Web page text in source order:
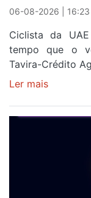
Portugal
06-08-2026 | 16:23
Ciclista da
tempo que o
Tavira-Crédito
Ler mais